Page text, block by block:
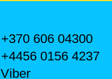
+370 606 04300
+4456 0156 4237
Viber